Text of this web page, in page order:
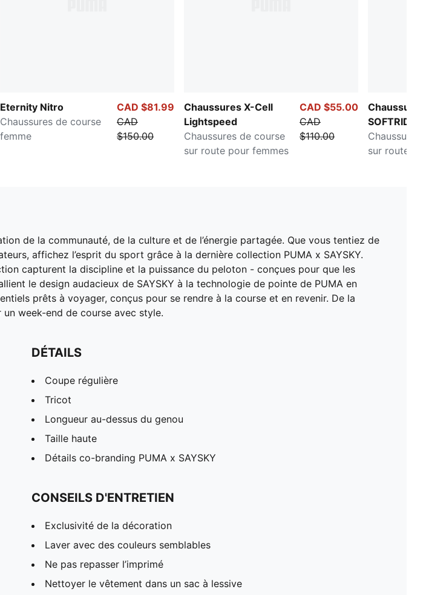
Eternity Nitro
Chaussures de course
femme
CAD $81.99
CAD
$150.00
Chaussures X-Cell
Lightspeed
Chaussures de course
sur route pour femmes
CAD $55.00
CAD
$110.00
Chaussures
SOFTRIDE
Chaussures
sur route
de la communauté, de la culture et de l’énergie partagée. Que vous tentiez de
affichez l’esprit du sport grâce à la dernière collection PUMA x SAYSKY.
capturent la discipline et la puissance du peloton - conçues pour que les
le design audacieux de SAYSKY à la technologie de pointe de PUMA en
prêts à voyager, conçus pour se rendre à la course et en revenir. De la
week-end de course avec style.
DÉTAILS
Coupe régulière
Tricot
Longueur au-dessus du genou
Taille haute
Détails co-branding PUMA x SAYSKY
CONSEILS D'ENTRETIEN
Exclusivité de la décoration
Laver avec des couleurs semblables
Ne pas repasser l’imprimé
Nettoyer le vêtement dans un sac à lessive